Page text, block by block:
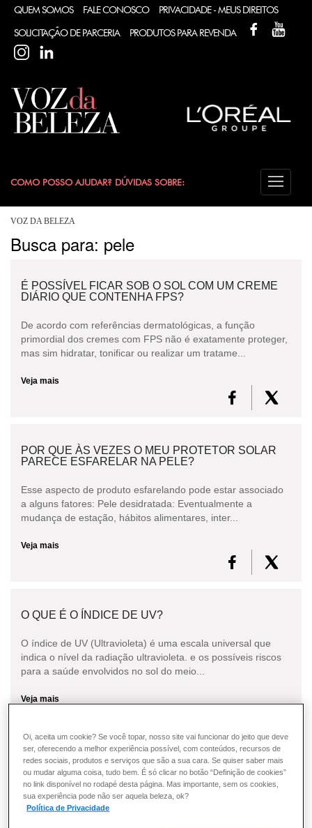
QUEM SOMOS FALE CONOSCO PRIVACIDADE - MEUS DIREITOS
SOLICITAÇÃO DE PARCERIA PRODUTOS PARA REVENDA
FACEBOOK
INSTAGRAM
COMO POSSO AJUDAR? DÚVIDAS SOBRE:
CABELO
COLORAÇÃO
DESODORANTE
ESMALTE
VOZ DA BELEZA
Busca para: pele
É POSSÍVEL FICAR SOB O SOL COM UM CREME
DIÁRIO QUE CONTENHA FPS?
De acordo com referências dermatológicas, a função
primordial dos cremes com FPS não é exatamente proteger,
mas sim hidratar, tonificar ou realizar um tratame...
Veja mais
POR QUE ÀS VEZES O MEU PROTETOR SOLAR
PARECE ESFARELAR NA PELE?
Esse aspecto de produto esfarelando pode estar associado
a alguns fatores: Pele desidratada: Eventualmente a
mudança de estação, hábitos alimentares, inter...
Veja mais
O QUE É O ÍNDICE DE UV?
O índice de UV (Ultravioleta) é uma escala universal que
indica o nível da radiação ultravioleta. e os possíveis riscos
para a saúde envolvidos no sol do meio...
Veja mais
COMO PROTEGER AS CRIANÇAS DA EXPOSIÇÃO
SOLAR INADEQUADA?
Jamais exponha crianças ao sol durante as horas de
Oi, aceita um cookie? Se você topar, nosso site vai funcionar do jeito que deve
ser, oferecendo a melhor experiência possível, com conteúdos, recursos de
redes sociais, produtos e serviços que são a sua cara. Se quiser saber mais
ou mudar alguma coisa, tudo bem. É só clicar no botão “Definição de cookies”
no link disponível no rodapé desta página. Mas importante, sem os cookies,
sua experiência pode não ser aquela beleza, ok?
Política de Privacidade